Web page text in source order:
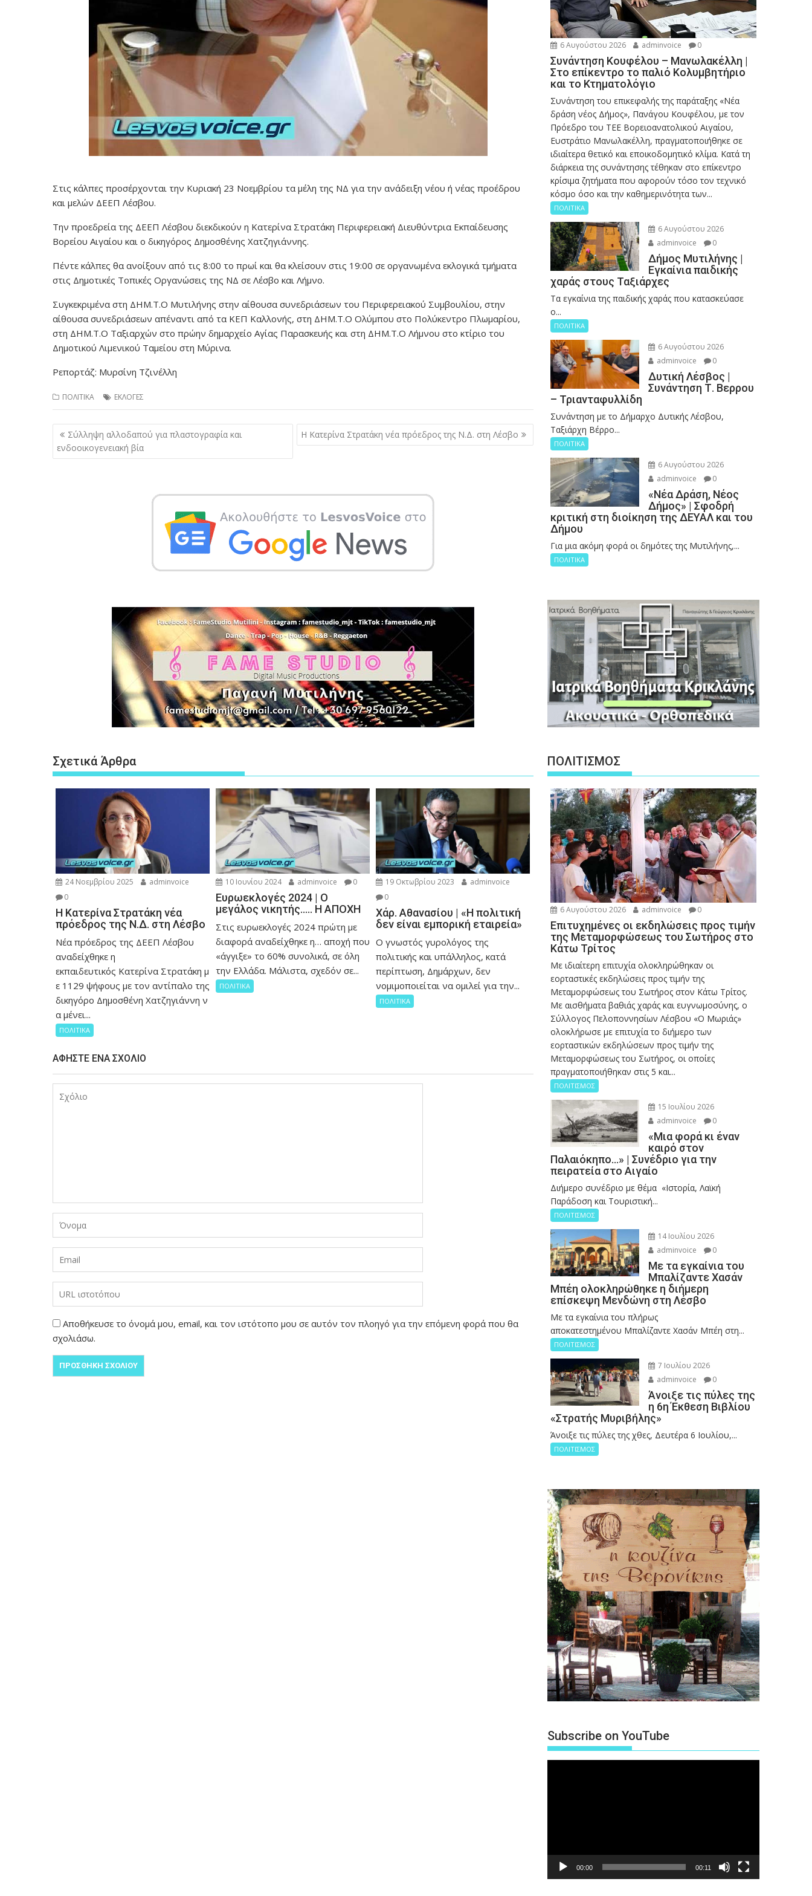
Στις κάλπες προσέρχονται την Κυριακή 23 Νοεμβρίου τα μέλη της ΝΔ για την ανάδειξη νέου ή νέας προέδρου
και μελών ΔΕΕΠ Λέσβου.
Την προεδρεία της ΔΕΕΠ Λέσβου διεκδικούν η Κατερίνα Στρατάκη Περιφερειακή Διευθύντρια Εκπαίδευσης
Βορείου Αιγαίου και ο δικηγόρος Δημοσθένης Χατζηγιάννης.
Πέντε κάλπες θα ανοίξουν από τις 8:00 το πρωί και θα κλείσουν στις 19:00 σε οργανωμένα εκλογικά τμήματα
στις Δημοτικές Τοπικές Οργανώσεις της ΝΔ σε Λέσβο και Λήμνο.
Συγκεκριμένα στη ΔΗΜ.Τ.Ο Μυτιλήνης στην αίθουσα συνεδριάσεων του Περιφερειακού Συμβουλίου, στην
αίθουσα συνεδριάσεων απέναντι από τα ΚΕΠ Καλλονής, στη ΔΗΜ.Τ.Ο Ολύμπου στο Πολύκεντρο Πλωμαρίου,
στη ΔΗΜ.Τ.Ο Ταξιαρχών στο πρώην δημαρχείο Αγίας Παρασκευής και στη ΔΗΜ.Τ.Ο Λήμνου στο κτίριο του
Δημοτικού Λιμενικού Ταμείου στη Μύρινα.
Ρεπορτάζ: Μυρσίνη Τζινέλλη
ΠΟΛΙΤΙΚΑ ΕΚΛΟΓΕΣ
Πλοήγηση
άρθρων
Σύλληψη αλλοδαπού για πλαστογραφία και
ενδοοικογενειακή βία
Η Κατερίνα Στρατάκη νέα πρόεδρος της Ν.Δ. στη Λέσβο
Σχετικά Άρθρα
24 Νοεμβρίου 2025
adminvoice
0
Η Κατερίνα Στρατάκη νέα
πρόεδρος της Ν.Δ. στη Λέσβο
Νέα πρόεδρος της ΔΕΕΠ Λέσβου
αναδείχθηκε η
εκπαιδευτικός Κατερίνα Στρατάκη μ
ε 1129 ψήφους με τον αντίπαλο της
δικηγόρο Δημοσθένη Χατζηγιάννη ν
α μένει...
ΠΟΛΙΤΙΚΑ
10 Ιουνίου 2024 adminvoice 0
Ευρωεκλογές 2024 | Ο
μεγάλος νικητής….. Η ΑΠΟΧΗ
Στις ευρωεκλογές 2024 πρώτη με
διαφορά αναδείχθηκε η… αποχή που
«άγγιξε» το 60% συνολικά, σε όλη
την Ελλάδα. Μάλιστα, σχεδόν σε...
ΠΟΛΙΤΙΚΑ
19 Οκτωβρίου 2023
adminvoice
0
Χάρ. Αθανασίου | «Η πολιτική
δεν είναι εμπορική εταιρεία»
Ο γνωστός γυρολόγος της
πολιτικής και υπάλληλος, κατά
περίπτωση, Δημάρχων, δεν
νομιμοποιείται να ομιλεί για την...
ΠΟΛΙΤΙΚΑ
ΑΦΉΣΤΕ ΈΝΑ ΣΧΌΛΙΟ
Αποθήκευσε το όνομά μου, email, και τον ιστότοπο μου σε αυτόν τον πλοηγό για την επόμενη φορά που θα
σχολιάσω.
6 Αυγούστου 2026 adminvoice 0
Συνάντηση Κουφέλου – Μανωλακέλλη |
Στο επίκεντρο το παλιό Κολυμβητήριο
και το Κτηματολόγιο
Συνάντηση του επικεφαλής της παράταξης «Νέα
δράση νέος Δήμος», Πανάγου Κουφέλου, με τον
Πρόεδρο του ΤΕΕ Βορειοανατολικού Αιγαίου,
Ευστράτιο Μανωλακέλλη, πραγματοποιήθηκε σε
ιδιαίτερα θετικό και εποικοδομητικό κλίμα. Κατά τη
διάρκεια της συνάντησης τέθηκαν στο επίκεντρο
κρίσιμα ζητήματα που αφορούν τόσο τον τεχνικό
κόσμο όσο και την καθημερινότητα των...
ΠΟΛΙΤΙΚΑ
6 Αυγούστου 2026
adminvoice
0
Δήμος Μυτιλήνης |
Εγκαίνια παιδικής
χαράς στους Ταξιάρχες
Tα εγκαίνια της παιδικής χαράς που κατασκεύασε
ο...
ΠΟΛΙΤΙΚΑ
6 Αυγούστου 2026
adminvoice
0
Δυτική Λέσβος |
Συνάντηση Τ. Βερρου
– Τριανταφυλλίδη
Συνάντηση με το Δήμαρχο Δυτικής Λέσβου,
Ταξιάρχη Βέρρο...
ΠΟΛΙΤΙΚΑ
6 Αυγούστου 2026
adminvoice
0
«Νέα Δράση, Νέος
Δήμος» | Σφοδρή
κριτική στη διοίκηση της ΔΕΥΑΛ και του
Δήμου
Για μια ακόμη φορά οι δημότες της Μυτιλήνης,...
ΠΟΛΙΤΙΚΑ
ΠΟΛΙΤΙΣΜΟΣ
6 Αυγούστου 2026 adminvoice 0
Επιτυχημένες οι εκδηλώσεις προς τιμήν
της Μεταμορφώσεως του Σωτήρος στο
Κάτω Τρίτος
Με ιδιαίτερη επιτυχία ολοκληρώθηκαν οι
εορταστικές εκδηλώσεις προς τιμήν της
Μεταμορφώσεως του Σωτήρος στον Κάτω Τρίτος.
Με αισθήματα βαθιάς χαράς και ευγνωμοσύνης, ο
Σύλλογος Πελοποννησίων Λέσβου «Ο Μωριάς»
ολοκλήρωσε με επιτυχία το διήμερο των
εορταστικών εκδηλώσεων προς τιμήν της
Μεταμορφώσεως του Σωτήρος, οι οποίες
πραγματοποιήθηκαν στις 5 και...
ΠΟΛΙΤΙΣΜΟΣ
15 Ιουλίου 2026
adminvoice
0
«Μια φορά κι έναν
καιρό στον
Παλαιόκηπο…» | Συνέδριο για την
πειρατεία στο Αιγαίο
Διήμερο συνέδριο με θέμα «Ιστορία, Λαϊκή
Παράδοση και Τουριστική...
ΠΟΛΙΤΙΣΜΟΣ
14 Ιουλίου 2026
adminvoice
0
Με τα εγκαίνια του
Μπαλίζαντε Χασάν
Μπέη ολοκληρώθηκε η διήμερη
επίσκεψη Μενδώνη στη Λέσβο
Με τα εγκαίνια του πλήρως
αποκατεστημένου Μπαλίζαντε Χασάν Μπέη στη...
ΠΟΛΙΤΙΣΜΟΣ
7 Ιουλίου 2026
adminvoice
0
Άνοιξε τις πύλες της
η 6η Έκθεση Βιβλίου
«Στρατής Μυριβήλης»
Άνοιξε τις πύλες της χθες, Δευτέρα 6 Ιουλίου,...
ΠΟΛΙΤΙΣΜΟΣ
Subscribe on YouTube
00:00 00:11